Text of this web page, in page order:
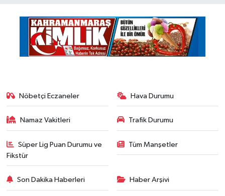
Nöbetçi Eczaneler Hava Durumu
Namaz Vakitleri Trafik Durumu
Süper Lig Puan Durumu ve
Fikstür
Tüm Manşetler
Son Dakika Haberleri Haber Arşivi